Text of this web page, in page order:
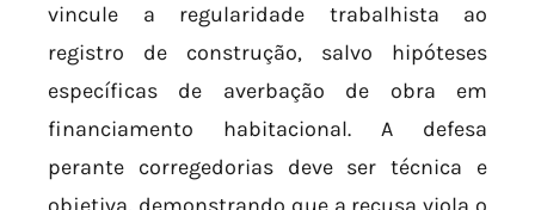
vincule a regularidade trabalhista ao
registro de construção, salvo hipóteses
específicas de averbação de obra em
financiamento habitacional. A defesa
perante corregedorias deve ser técnica e